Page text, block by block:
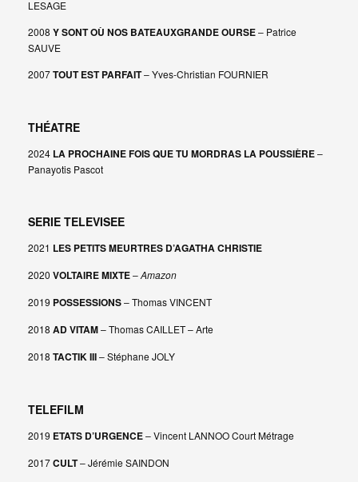
LESAGE
2008 Y SONT OÙ NOS BATEAUXGRANDE OURSE– Patrice
SAUVE
2007TOUT EST PARFAIT– Yves-Christian FOURNIER
THÉATRE
2024 LA PROCHAINE FOIS QUE TU MORDRAS LA POUSSIÈRE–
Panayotis Pascot
SERIE TELEVISEE
2021 LES PETITS MEURTRES D’AGATHA CHRISTIE
2020 VOLTAIRE MIXTE–Amazon
2019 POSSESSIONS– Thomas VINCENT
2018 AD VITAM– Thomas CAILLET – Arte
2018 TACTIK III– Stéphane JOLY
TELEFILM
2019 ETATS D’URGENCE– Vincent LANNOO Court Métrage
2017CULT– Jérémie SAINDON